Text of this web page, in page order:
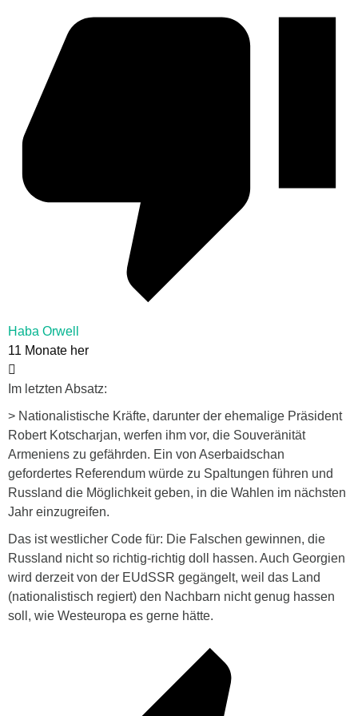
Haba Orwell
11 Monate her
Im letzten Absatz:
> Nationalistische Kräfte, darunter der ehemalige Präsident
Robert Kotscharjan, werfen ihm vor, die Souveränität
Armeniens zu gefährden. Ein von Aserbaidschan
gefordertes Referendum würde zu Spaltungen führen und
Russland die Möglichkeit geben, in die Wahlen im nächsten
Jahr einzugreifen.
Das ist westlicher Code für: Die Falschen gewinnen, die
Russland nicht so richtig-richtig doll hassen. Auch Georgien
wird derzeit von der EUdSSR gegängelt, weil das Land
(nationalistisch regiert) den Nachbarn nicht genug hassen
soll, wie Westeuropa es gerne hätte.